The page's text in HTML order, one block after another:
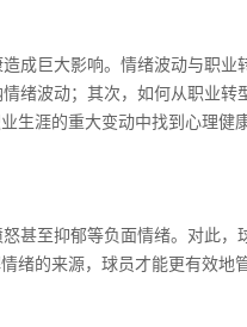
成巨大影响。情绪波动与职
绪波动；其次，如何从职业
生涯的重大变动中找到心理健
甚至抑郁等负面情绪。对此
的来源，球员才能更有效地